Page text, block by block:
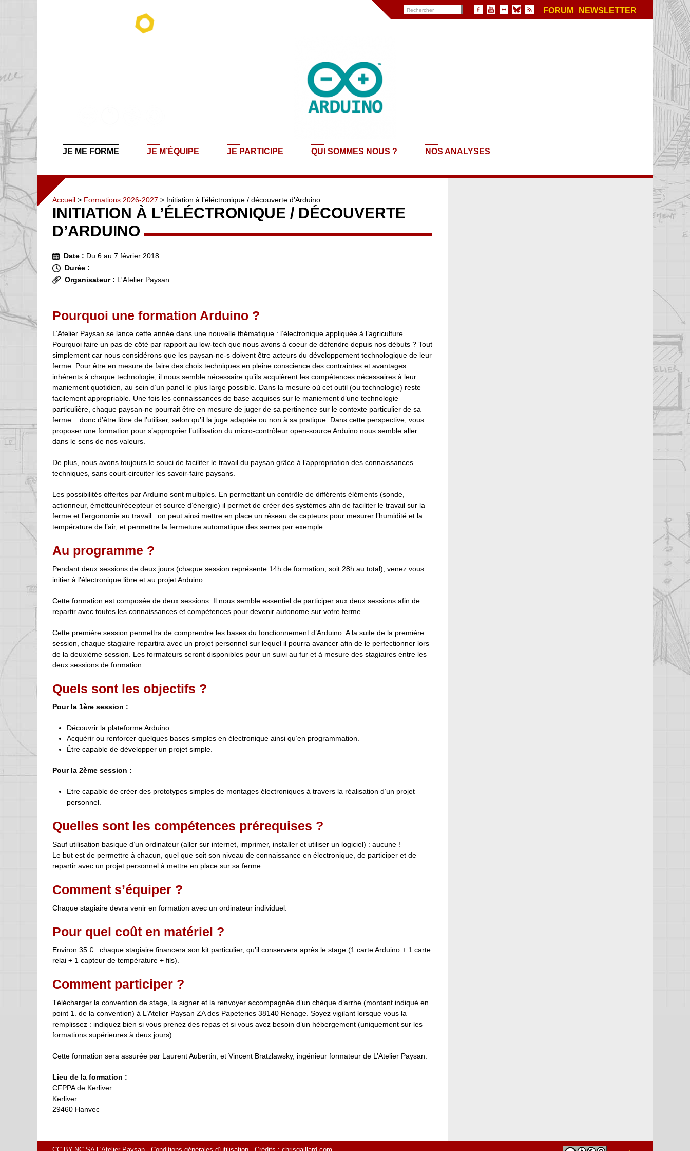
FORUM NEWSLETTER
JE ME FORME JE M’ÉQUIPE JE PARTICIPE QUI SOMMES NOUS ? NOS ANALYSES
Accueil > Formations 2026-2027 > Initiation à l’éléctronique / découverte d’Arduino
INITIATION À L’ÉLÉCTRONIQUE / DÉCOUVERTE
D’ARDUINO
Date : Du 6 au 7 février 2018
Durée :
Organisateur : L'Atelier Paysan
Pourquoi une formation Arduino ?
L’Atelier Paysan se lance cette année dans une nouvelle thématique : l’électronique appliquée à l’agriculture.
Pourquoi faire un pas de côté par rapport au low-tech que nous avons à coeur de défendre depuis nos débuts ? Tout
simplement car nous considérons que les paysan-ne-s doivent être acteurs du développement technologique de leur
ferme. Pour être en mesure de faire des choix techniques en pleine conscience des contraintes et avantages
inhérents à chaque technologie, il nous semble nécessaire qu’ils acquièrent les compétences nécessaires à leur
maniement quotidien, au sein d’un panel le plus large possible. Dans la mesure où cet outil (ou technologie) reste
facilement appropriable. Une fois les connaissances de base acquises sur le maniement d’une technologie
particulière, chaque paysan-ne pourrait être en mesure de juger de sa pertinence sur le contexte particulier de sa
ferme... donc d’être libre de l’utiliser, selon qu’il la juge adaptée ou non à sa pratique. Dans cette perspective, vous
proposer une formation pour s’approprier l’utilisation du micro-contrôleur open-source Arduino nous semble aller
dans le sens de nos valeurs.
De plus, nous avons toujours le souci de faciliter le travail du paysan grâce à l’appropriation des connaissances
techniques, sans court-circuiter les savoir-faire paysans.
Les possibilités offertes par Arduino sont multiples. En permettant un contrôle de différents éléments (sonde,
actionneur, émetteur/récepteur et source d’énergie) il permet de créer des systèmes afin de faciliter le travail sur la
ferme et l’ergonomie au travail : on peut ainsi mettre en place un réseau de capteurs pour mesurer l’humidité et la
température de l’air, et permettre la fermeture automatique des serres par exemple.
Au programme ?
Pendant deux sessions de deux jours (chaque session représente 14h de formation, soit 28h au total), venez vous
initier à l’électronique libre et au projet Arduino.
Cette formation est composée de deux sessions. Il nous semble essentiel de participer aux deux sessions afin de
repartir avec toutes les connaissances et compétences pour devenir autonome sur votre ferme.
Cette première session permettra de comprendre les bases du fonctionnement d’Arduino. A la suite de la première
session, chaque stagiaire repartira avec un projet personnel sur lequel il pourra avancer afin de le perfectionner lors
de la deuxième session. Les formateurs seront disponibles pour un suivi au fur et à mesure des stagiaires entre les
deux sessions de formation.
Quels sont les objectifs ?
Pour la 1ère session :
Découvrir la plateforme Arduino.
Acquérir ou renforcer quelques bases simples en électronique ainsi qu’en programmation.
Être capable de développer un projet simple.
Pour la 2ème session :
Etre capable de créer des prototypes simples de montages électroniques à travers la réalisation d’un projet
personnel.
Quelles sont les compétences prérequises ?
Sauf utilisation basique d’un ordinateur (aller sur internet, imprimer, installer et utiliser un logiciel) : aucune !
Le but est de permettre à chacun, quel que soit son niveau de connaissance en électronique, de participer et de
repartir avec un projet personnel à mettre en place sur sa ferme.
Comment s’équiper ?
Chaque stagiaire devra venir en formation avec un ordinateur individuel.
Pour quel coût en matériel ?
Environ 35 € : chaque stagiaire financera son kit particulier, qu’il conservera après le stage (1 carte Arduino + 1 carte
relai + 1 capteur de température + fils).
Comment participer ?
Télécharger la convention de stage, la signer et la renvoyer accompagnée d’un chèque d’arrhe (montant indiqué en
point 1. de la convention) à L’Atelier Paysan ZA des Papeteries 38140 Renage. Soyez vigilant lorsque vous la
remplissez : indiquez bien si vous prenez des repas et si vous avez besoin d’un hébergement (uniquement sur les
formations supérieures à deux jours).
Cette formation sera assurée par Laurent Aubertin, et Vincent Bratzlawsky, ingénieur formateur de L’Atelier Paysan.
Lieu de la formation :
CFPPA de Kerliver
Kerliver
29460 Hanvec